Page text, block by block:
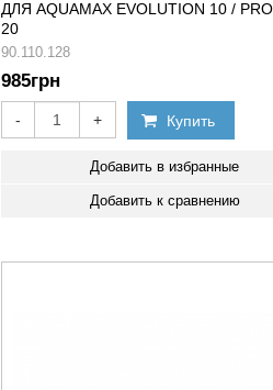
ДЛЯ AQUAMAX EVOLUTION 10 /
20
90.110.128
985грн
- + Купить
Добавить в избранные
Добавить к сравнению